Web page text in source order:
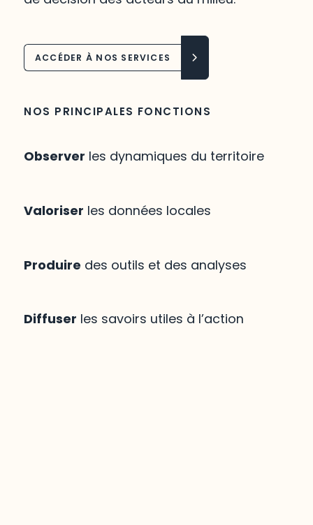
ACCÉDER À NOS SERVICES
NOS PRINCIPALES FONCTIONS
Observer les dynamiques du territoire
Valoriser les données locales
Produire des outils et des analyses
Diffuser les savoirs utiles à l’action